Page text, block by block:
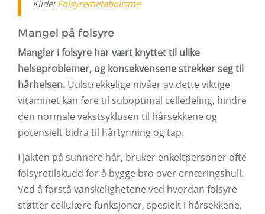
Kilde: Folsyremetabolisme
Mangel på folsyre
Mangler i folsyre har vært knyttet til ulike
helseproblemer, og konsekvensene strekker seg til
hårhelsen. Utilstrekkelige nivåer av dette viktige
vitaminet kan føre til suboptimal celledeling, hindre
den normale vekstsyklusen til hårsekkene og
potensielt bidra til hårtynning og tap.
I jakten på sunnere hår, bruker enkeltpersoner ofte
folsyretilskudd for å bygge bro over ernæringshull.
Ved å forstå vanskelighetene ved hvordan folsyre
støtter cellulære funksjoner, spesielt i hårsekkene,